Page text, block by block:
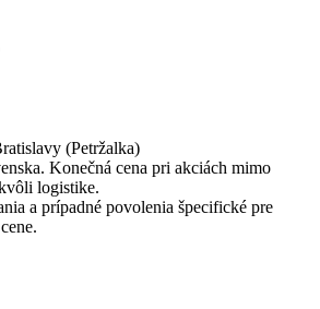
(Petržalka)
Konečná cena pri akciách mimo
logistike.
a prípadné povolenia špecifické pre